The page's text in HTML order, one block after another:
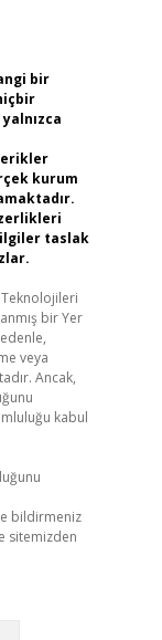
bir
kurum
taslak
Teknolojileri
bir Yer
veya
Ancak,
kabul
bildirmeniz
sitemizden